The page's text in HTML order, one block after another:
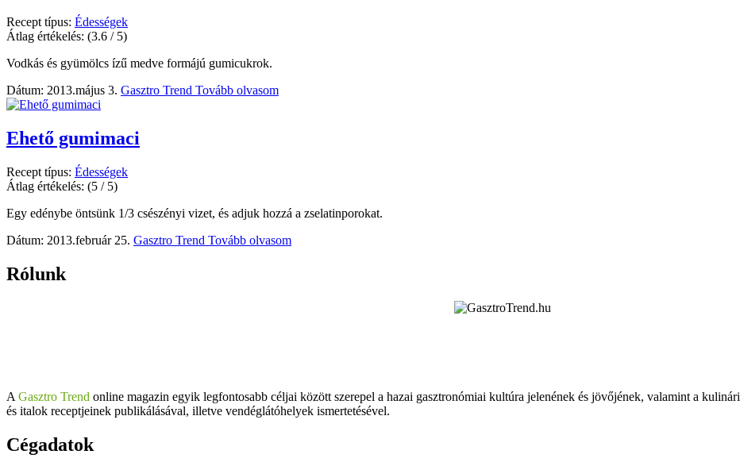
Recept típus: Édességek
Átlag értékelés: (3.6 / 5)
Vodkás és gyümölcs ízű medve formájú gumicukrok.
Dátum: 2013.május 3. Gasztro Trend Tovább olvasom
Ehető gumimaci
Recept típus: Édességek
Átlag értékelés: (5 / 5)
Egy edénybe öntsünk 1/3 csészényi vizet, és adjuk hozzá a zselatinporokat.
Dátum: 2013.február 25. Gasztro Trend Tovább olvasom
Rólunk
A Gasztro Trend online magazin egyik legfontosabb céljai között szerepel a hazai gasztronómiai kultúra jelenének és jövőjének, valamint a
és italok receptjeinek publikálásával, illetve vendéglátóhelyek ismertetésével.
Cégadatok